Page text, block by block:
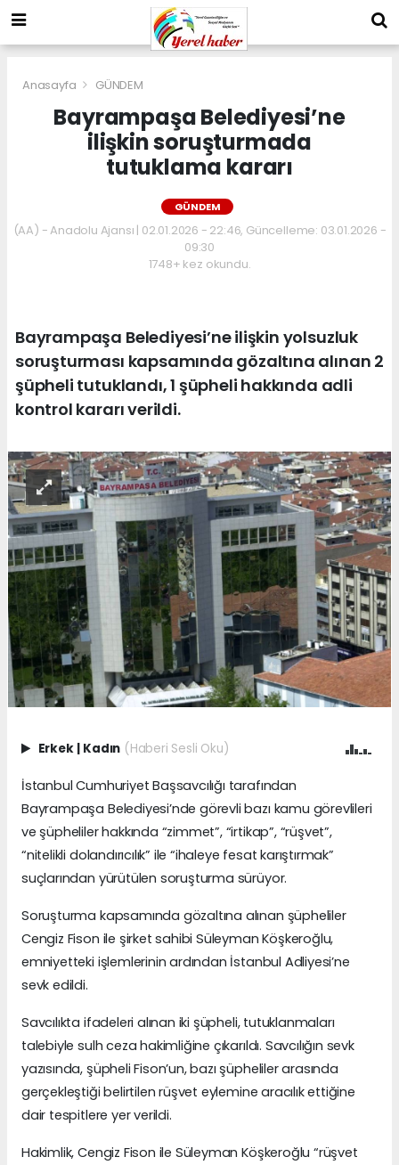
Anasayfa GÜNDEM
Bayrampaşa Belediyesi’ne
ilişkin soruşturmada
tutuklama kararı
GÜNDEM
(AA) - Anadolu Ajansı | 02.01.2026 - 22:46, Güncelleme: 03.01.2026 -
09:30
1748+ kez okundu.
Bayrampaşa Belediyesi’ne ilişkin yolsuzluk
soruşturması kapsamında gözaltına alınan 2
şüpheli tutuklandı, 1 şüpheli hakkında adli
kontrol kararı verildi.
Erkek | Kadın (Haberi Sesli Oku)
İstanbul Cumhuriyet Başsavcılığı tarafından
Bayrampaşa Belediyesi’nde görevli bazı kamu görevlileri
ve şüpheliler hakkında “zimmet”, “irtikap”, “rüşvet”,
“nitelikli dolandırıcılık” ile “ihaleye fesat karıştırmak”
suçlarından yürütülen soruşturma sürüyor.
Soruşturma kapsamında gözaltına alınan şüpheliler
Cengiz Fison ile şirket sahibi Süleyman Köşkeroğlu,
emniyetteki işlemlerinin ardından İstanbul Adliyesi’ne
sevk edildi.
Savcılıkta ifadeleri alınan iki şüpheli, tutuklanmaları
talebiyle sulh ceza hakimliğine çıkarıldı. Savcılığın sevk
yazısında, şüpheli Fison’un, bazı şüpheliler arasında
gerçekleştiği belirtilen rüşvet eylemine aracılık ettiğine
dair tespitlere yer verildi.
Hakimlik, Cengiz Fison ile Süleyman Köşkeroğlu “rüşvet